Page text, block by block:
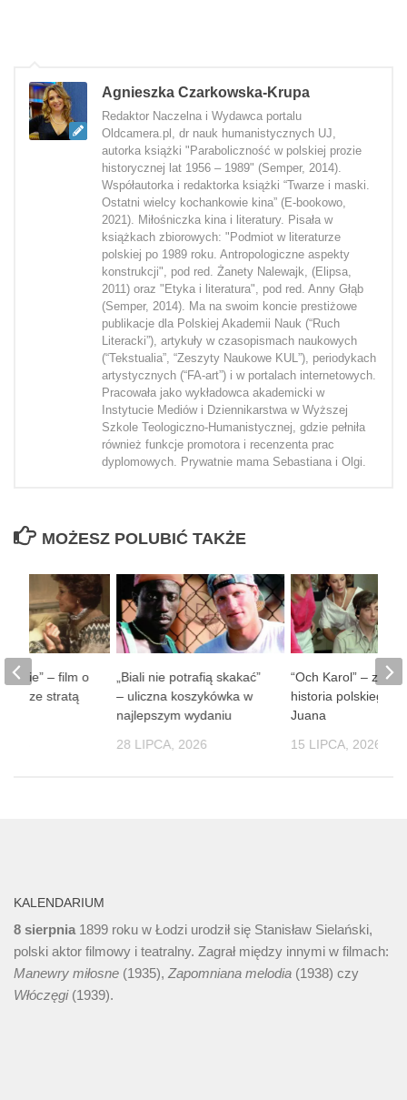
Agnieszka Czarkowska-Krupa
Redaktor Naczelna i Wydawca portalu
Oldcamera.pl, dr nauk humanistycznych UJ,
autorka książki "Paraboliczność w polskiej prozie
historycznej lat 1956 – 1989" (Semper, 2014).
Współautorka i redaktorka książki “Twarze i maski.
Ostatni wielcy kochankowie kina” (E-bookowo,
2021). Miłośniczka kina i literatury. Pisała w
książkach zbiorowych: "Podmiot w literaturze
polskiej po 1989 roku. Antropologiczne aspekty
konstrukcji", pod red. Żanety Nalewajk, (Elipsa,
2011) oraz "Etyka i literatura", pod red. Anny Głąb
(Semper, 2014). Ma na swoim koncie prestiżowe
publikacje dla Polskiej Akademii Nauk (“Ruch
Literacki”), artykuły w czasopismach naukowych
(“Tekstualia”, “Zeszyty Naukowe KUL”), periodykach
artystycznych (“FA-art”) i w portalach internetowych.
Pracowała jako wykładowca akademicki w
Instytucie Mediów i Dziennikarstwa w Wyższej
Szkole Teologiczno-Humanistycznej, gdzie pełniła
również funkcje promotora i recenzenta prac
dyplomowych. Prywatnie mama Sebastiana i Olgi.
MOŻESZ POLUBIĆ TAKŻE
„Biali nie potrafią skakać”
– uliczna koszykówka w
najlepszym wydaniu
28 LIPCA, 2026
“Och Karol” –
historia polskiego
Juana
15 LIPCA, 2026
ludzie” – film o
ze stratą
KALENDARIUM
8 sierpnia1899 roku w Łodzi urodził się Stanisław Sielański,
polski aktor filmowy i teatralny. Zagrał między innymi w filmach:
Manewry miłosne (1935),Zapomniana melodia (1938) czy
Włóczęgi(1939).